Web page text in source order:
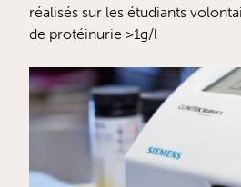
réalisés sur les étudiants
de protéinurie >1g/l